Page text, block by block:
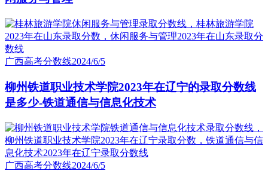
广西高考分数线2024/6/5
柳州铁道职业技术学院2023年在辽宁的录取分数线
是多少-铁道通信与信息化技术
广西高考分数线2024/6/5